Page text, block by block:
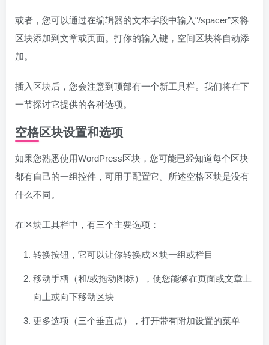
或者，您可以通过在编辑器的文本字段中输入“/spacer”来将
区块添加到文章或页面。打你的输入键，空间区块将自动添
加。
插入区块后，您会注意到顶部有一个新工具栏。我们将在下
一节探讨它提供的各种选项。
空格区块设置和选项
如果您熟悉使用WordPress区块，您可能已经知道每个区块
都有自己的一组控件，可用于配置它。所述空格区块是没有
什么不同。
在区块工具栏中，有三个主要选项：
转换按钮，它可以让你转换成区块一组或栏目
移动手柄（和/或拖动图标），使您能够在页面或文章上
向上或向下移动区块
更多选项（三个垂直点），打开带有附加设置的菜单